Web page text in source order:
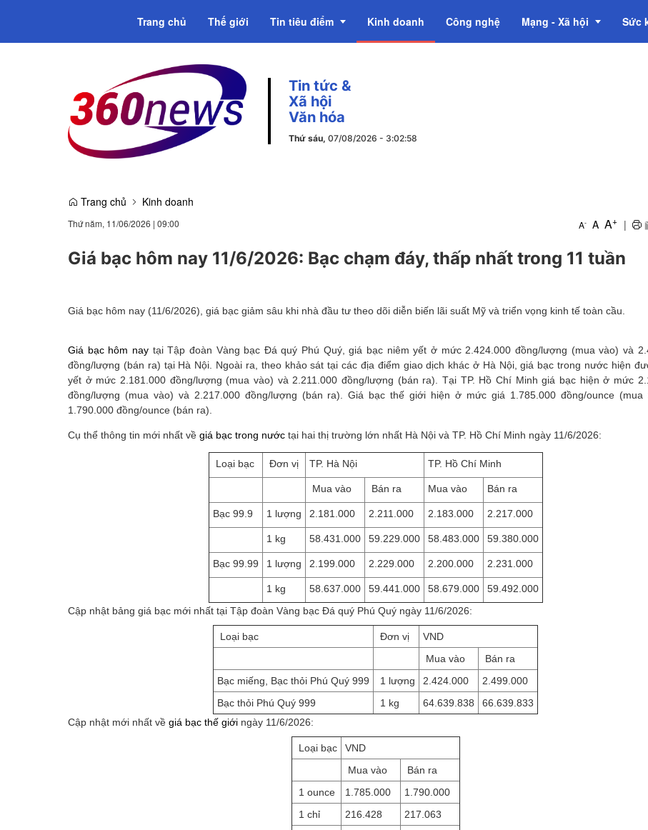
Trang chủ Thế giới Tin tiêu điểm
Emagazine
Kinh doanh Công nghệ Mạng - Xã hội Sức
Tin tức &
Xã hội
Văn hóa
Thứ sáu, 07/08/2026 - 3:02:59
Trang chủ Kinh doanh
Thứ năm, 11/06/2026 | 09:00 A- A A+ |
Giá bạc hôm nay 11/6/2026: Bạc chạm đáy, thấp nhất trong 11 tuần
Giá bạc hôm nay (11/6/2026), giá bạc giảm sâu khi nhà đầu tư theo dõi diễn biến lãi suất Mỹ và triển vọng kinh tế toàn cầu.
Giá bạc hôm naytại Tập đoàn Vàng bạc Đá quý Phú Quý, giá bạc niêm yết ở mức 2.424.000 đồng/lượng (mua vào) và
đồng/lượng (bán ra) tại Hà Nội. Ngoài ra, theo khảo sát tại các địa điểm giao dịch khác ở Hà Nội, giá bạc trong nước hiện
yết ở mức 2.181.000 đồng/lượng (mua vào) và 2.211.000 đồng/lượng (bán ra). Tại TP. Hồ Chí Minh giá bạc hiện ở mức
đồng/lượng (mua vào) và 2.217.000 đồng/lượng (bán ra). Giá bạc thế giới hiện ở mức giá 1.785.000 đồng/ounce (mua
1.790.000 đồng/ounce (bán ra).
Cụ thể thông tin mới nhất về giá bạc trong nước tại hai thị trường lớn nhất Hà Nội và TP. Hồ Chí Minh ngày 11/6/2026:
Loại bạc Đơn vị TP. Hà Nội TP. Hồ Chí Minh
Mua vào Bán ra Mua vào Bán ra
Bạc 99.9 1 lượng 2.181.000 2.211.000 2.183.000 2.217.000
1 kg 58.431.000 59.229.000 58.483.000 59.380.000
Bạc 99.99 1 lượng 2.199.000 2.229.000 2.200.000 2.231.000
1 kg 58.637.000 59.441.000 58.679.000
59.492.000
Cập nhật bảng giá bạc mới nhất tại Tập đoàn Vàng bạc Đá quý Phú Quý ngày 11/6/2026:
Loại bạc Đơn vị
VND
Mua vào
Bán ra
Bạc miếng, Bạc thỏi Phú Quý 999
1 lượng 2.424.000
2.499.000
Bạc thỏi Phú Quý 999
1 kg 64.639.838
66.639.833
Cập nhật mới nhất về giá bạc thế giới ngày 11/6/2026:
Loại bạc
VND
Mua vào
Bán ra
1 ounce
1.785.000
1.790.000
1 chỉ
216.428
217.063